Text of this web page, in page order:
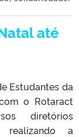
até
Estudantes da
o Rotaract
diretórios
realizando a